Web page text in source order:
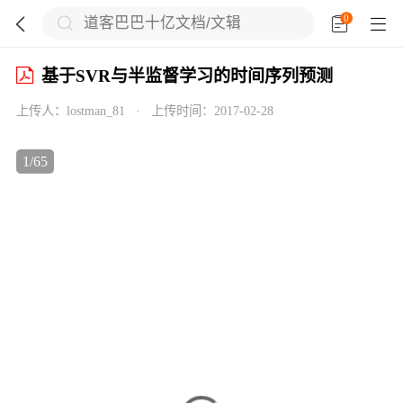
 0 

基于SVR与半监督学习的时间序列预测
上传人： lostman_81 · 上传时间： 2017-02-28
1/65

